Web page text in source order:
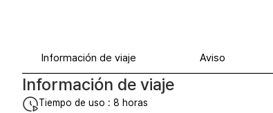
Información de viaje Aviso
Información de viaje
Tiempo de uso : 8 horas